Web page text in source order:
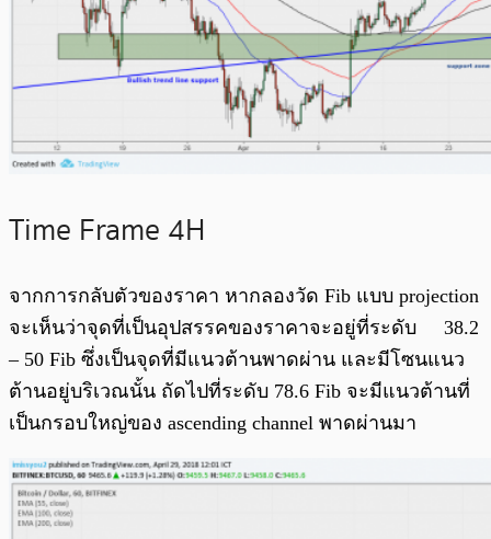
Time Frame 4H
จากการกลับตัวของราคา หากลองวัด Fib แบบ projection
จะเห็นว่าจุดที่เป็นอุปสรรคของราคาจะอยู่ที่ระดับ 38.2
– 50 Fib ซึ่งเป็นจุดที่มีแนวต้านพาดผ่าน และมีโซนแนว
ต้านอยู่บริเวณนั้น ถัดไปที่ระดับ 78.6 Fib จะมีแนวต้านที่
เป็นกรอบใหญ่ของ ascending channel พาดผ่านมา